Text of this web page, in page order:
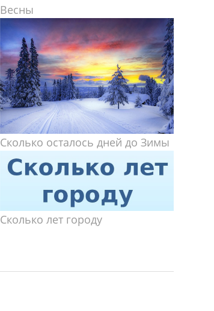
Весны
Сколько осталось дней до Зимы
Сколько лет городу